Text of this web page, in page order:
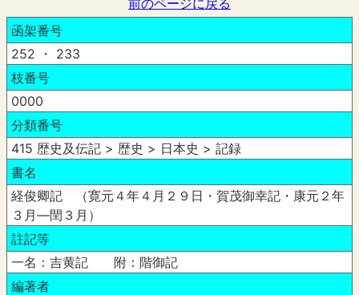
函架番号
252 ・ 233
枝番号
0000
分類番号
415 歴史及伝記 > 歴史 > 日本史 > 記録
書名
経俊卿記 （寛元４年４月２９日・賀茂御幸記・康元２年
３月―閏３月）
註記等
一名：吉黄記 附：階御記
編著者